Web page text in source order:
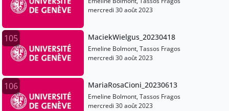
mercredi 30 août 2023
105 MaciekWielgus_20230418
Emeline Bolmont, Tassos Fragos
mercredi 30 août 2023
106 MariaRosaCioni_20230613
Emeline Bolmont, Tassos Fragos
mercredi 30 août 2023